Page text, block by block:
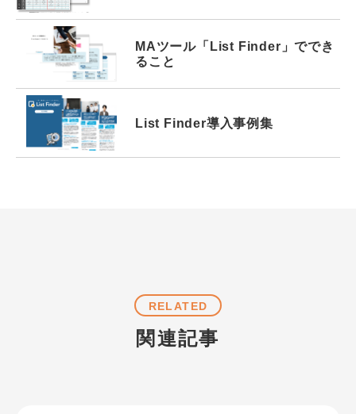
MAツール 「List Finder」ででき
ること
List Finder導入事例集
RELATED
関連記事